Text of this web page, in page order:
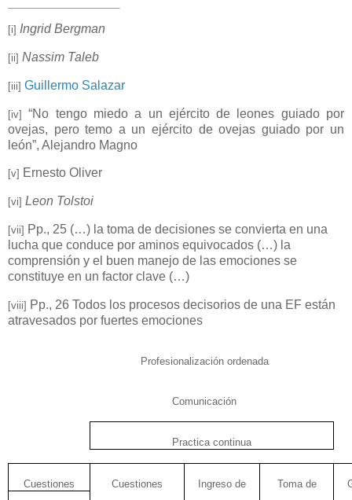
[i] Ingrid Bergman
[ii] Nassim Taleb
[iii] Guillermo Salazar
[iv] “No tengo miedo a un ejército de leones guiado por
ovejas, pero temo a un ejército de ovejas guiado por un
león”, Alejandro Magno
[v] Ernesto Oliver
[vi] Leon Tolstoi
[vii] Pp., 25 (…) la toma de decisiones se convierta en una
lucha que conduce por aminos equivocados (…) la
comprensión y el buen manejo de las emociones se
constituye en un factor clave (…)
[viii] Pp., 26 Todos los procesos decisorios de una EF están
atravesados por fuertes emociones
Profesionalización ordenada
Comunicación
Practica continua
Cuestiones Cuestiones Ingreso de Toma de